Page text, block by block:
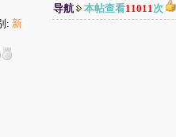
: 新
导航 本帖查看11011次